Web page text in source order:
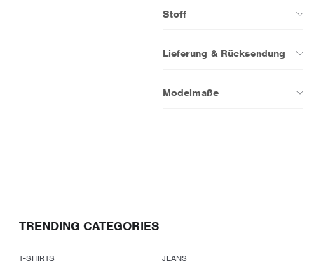
Stoff
Lieferung & Rücksendung
Modelmaße
TRENDING CATEGORIES
T-SHIRTS
JEANS